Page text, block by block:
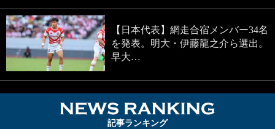
【日本代表】網走合宿メンバー34名
を発表。明大・伊藤龍之介ら選出。
早大…
記事ランキング